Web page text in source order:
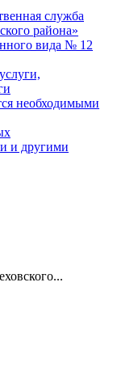
служба
района»
вида № 12
необходимыми
и другими